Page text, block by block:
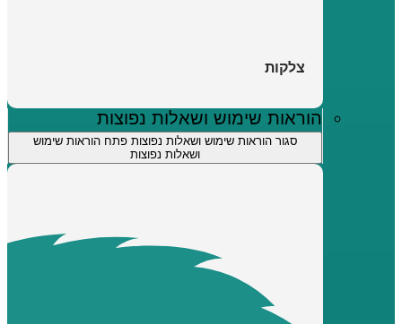
צלקות
הוראות שימוש ושאלות נפוצות
סגור הוראות שימוש ושאלות נפוצות פתח הוראות שימוש
ושאלות נפוצות